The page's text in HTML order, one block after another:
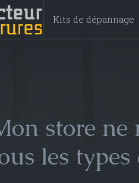
Kits de dépannage
store
les types